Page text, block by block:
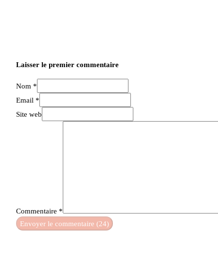
Laisser le premier commentaire
Nom *
Email *
Site web
Commentaire *